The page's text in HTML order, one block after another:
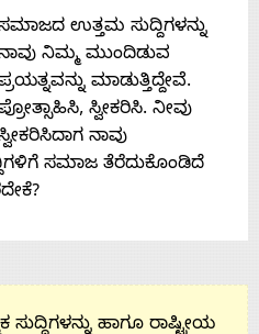
ಉತ್ತಮ ಸುದ್ದಿಗಳನ್ನು
ನಿಮ್ಮ ಮುಂದಿಡುವ
ಮಾಡುತ್ತಿದ್ದೇವೆ.
ಸ್ವೀಕರಿಸಿ. ನೀವು
ನಾವು
ಸಮಾಜ ತೆರೆದುಕೊಂಡಿದೆ
ಹಾಗೂ ರಾಷ್ಟ್ರೀಯ